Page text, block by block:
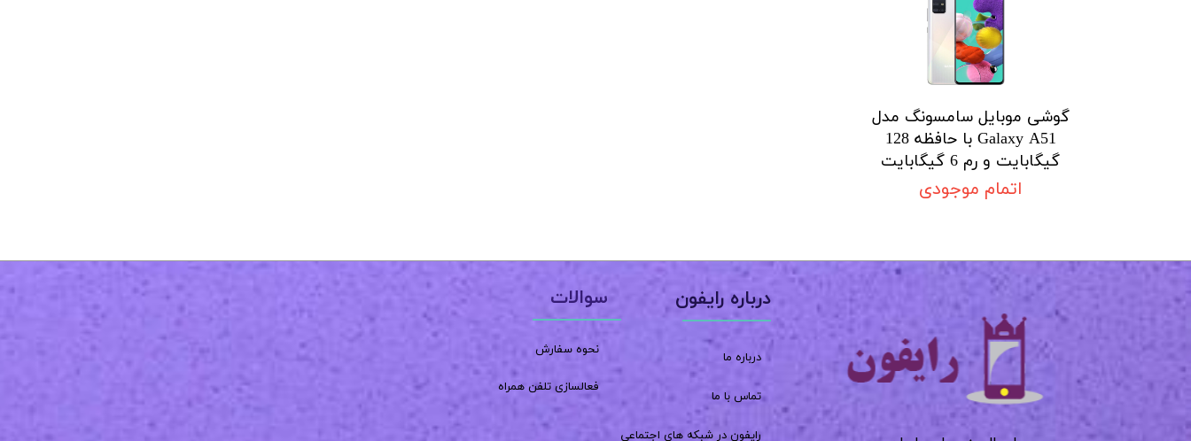
گوشی موبایل سامسونگ مدل
Galaxy A51 با حافظه 128
گیگابایت و رم 6 گیگابایت
اتمام موجودی
​​​​​​​
سوالات
نحوه سفارش
فعالسازی تلفن همراه
درباره رایفون
درباره ما
تماس با ما
رایفون در شبکه های اجتماعی